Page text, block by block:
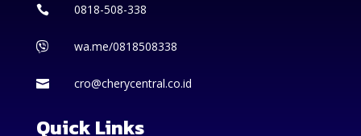
 0818-508-338
 wa.me/0818508338
 cro@cherycentral.co.id
Quick Links